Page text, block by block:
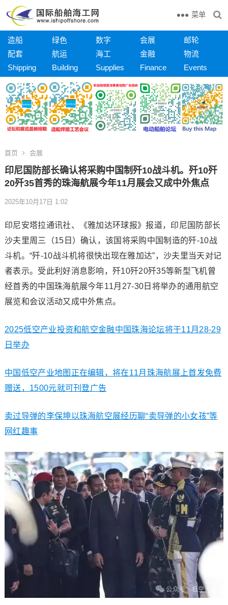
菜单
造船 绿色 数字 会展
邮轮
配套
航运 海工 金融
物流
Shipping
Building Supplies Finance Events
首页 会展
印尼国防部长确认将采购中国制歼10战斗机。歼10歼
20歼35首秀的珠海航展今年11月展会又成中外焦点
2025年10月17日 1:02
印尼安塔拉通讯社、《雅加达环球报》报道，印尼国防部长
沙夫里周三（15日）确认，该国将采购中国制造的歼-10战
斗机。“歼-10战斗机将很快出现在雅加达”，沙夫里当天对记
者表示。受此利好消息影响，歼10歼20歼35等新型飞机曾
经首秀的中国珠海航展今年11月27-30日将举办的通用航空
展览和会议活动又成中外焦点。
2025低空产业投资和航空金融中国珠海论坛将于11月28-29
日举办
中国低空产业地图正在编辑，将在11月珠海航展上首发免费
赠送，1500元就可刊登广告
卖过导弹的李保坤以珠海航空展经历聊“卖导弹的小女孩”等
网红趣事